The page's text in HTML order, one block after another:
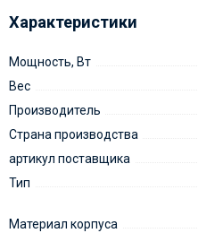
Характеристики
Мощность, Вт
Вес
Производитель
Страна производства
артикул поставщика
Тип
Материал корпуса